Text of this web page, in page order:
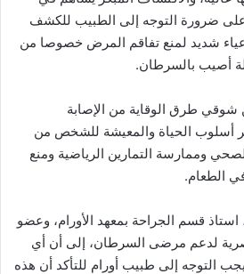
ضرورة التوجه إلى الطبيب للكشف
شديد لمنع تفاقم المرض خصوصا من
أصيب بالسرطان.
شوقي طرق الوقاية من الإصابة
أسلوب الحياة والمعيشة للشخص من
وممارسة التمارين الرياضية ومنع
الطعام.
قسم الجراحة بمعهد الأورام، وعضو
لدعم مرضى السرطان، إلى أن أي
التوجه إلى طبيب أورام للتأكد أن هذه